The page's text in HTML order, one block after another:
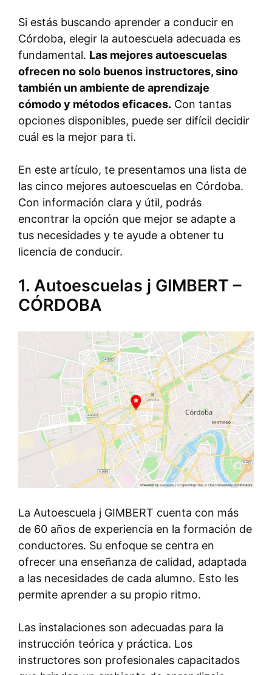
Si estás buscando aprender a conducir en
Córdoba, elegir la autoescuela adecuada es
fundamental. Las mejores autoescuelas
ofrecen no solo buenos instructores, sino
también un ambiente de aprendizaje
cómodo y métodos eficaces. Con tantas
opciones disponibles, puede ser difícil decidir
cuál es la mejor para ti.
En este artículo, te presentamos una lista de
las cinco mejores autoescuelas en Córdoba.
Con información clara y útil, podrás
encontrar la opción que mejor se adapte a
tus necesidades y te ayude a obtener tu
licencia de conducir.
1. Autoescuelas j GIMBERT –
CÓRDOBA
La Autoescuela j GIMBERT cuenta con más
de 60 años de experiencia en la formación de
conductores. Su enfoque se centra en
ofrecer una enseñanza de calidad, adaptada
a las necesidades de cada alumno. Esto les
permite aprender a su propio ritmo.
Las instalaciones son adecuadas para la
instrucción teórica y práctica. Los
instructores son profesionales capacitados